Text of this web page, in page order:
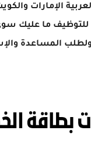
الإمارات
ما عليك
ولطلب المساعدة